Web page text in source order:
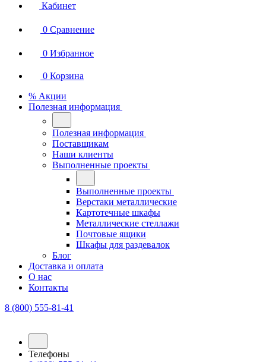
Кабинет
0 Сравнение
0 Избранное
0 Корзина
% Акции
Полезная информация
Полезная информация
Поставщикам
Наши клиенты
Выполненные проекты
Выполненные проекты
Верстаки металлические
Картотечные шкафы
Металлические стеллажи
Почтовые ящики
Шкафы для раздевалок
Блог
Доставка и оплата
О нас
Контакты
8 (800) 555-81-41
Телефоны